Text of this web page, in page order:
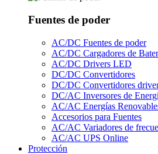
Fuentes de poder
AC/DC Fuentes de poder
AC/DC Cargadores de
AC/DC Drivers LED
DC/DC Convertidores
DC/DC Convertidores
DC/AC Inversores de
AC/AC Energías
Accesorios para Fuentes
AC/AC Variadores de
AC/AC UPS Online
Protección